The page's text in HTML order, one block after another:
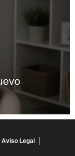
Aviso Legal